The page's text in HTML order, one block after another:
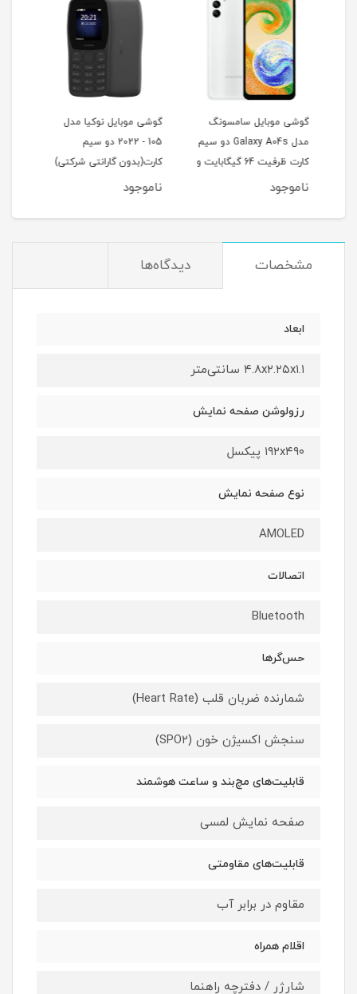
گوشی موبایل سامسونگ
مدل Galaxy A04s دو سیم
کارت ظرفیت 64 گیگابایت و
رم 4 گیگابایت
ناموجود
گوشی موبایل نوکیا مدل
105 - 2022 دو سیم
کارت(بدون گارانتی شرکتی)
ناموجود
مشخصات دیدگاه‌ها
ابعاد
۴.۸x۲.۲۵x۱.۱ سانتی‌متر
رزولوشن صفحه نمایش
۱۹۲x۴۹۰ پیکسل
نوع صفحه نمایش
AMOLED
اتصالات
Bluetooth
حس‌گرها
شمارنده ضربان قلب (Heart Rate)
سنجش اکسیژن خون (SPO۲)
قابلیت‌های مچ‌بند و ساعت هوشمند
صفحه نمایش لمسی
قابلیت‌های مقاومتی
مقاوم در برابر آب
اقلام همراه
شارژر / دفترچه راهنما